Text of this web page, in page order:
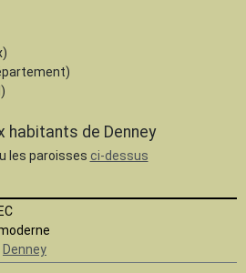
habitants de Denney
les paroisses ci-dessus
EC
Denney